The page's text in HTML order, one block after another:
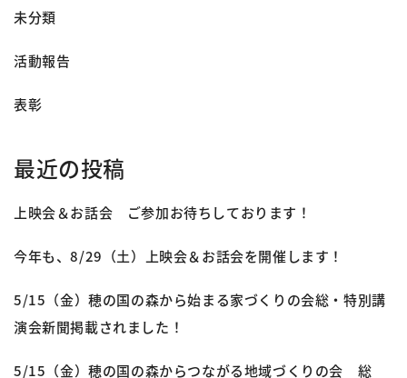
未分類
活動報告
表彰
最近の投稿
上映会＆お話会 ご参加お待ちしております！
今年も、8/29（土）上映会＆お話会を開催します！
5/15（金）穂の国の森から始まる家づくりの会総・特別講
演会新聞掲載されました！
5/15（金）穂の国の森からつながる地域づくりの会 総